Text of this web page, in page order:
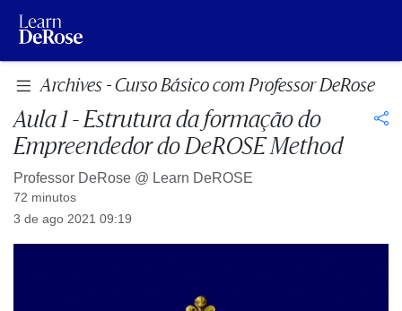
Archives - Curso Básico com Professor DeRose
Aula 1 - Estrutura da formação do
Empreendedor do DeROSE Method
Professor DeRose @ Learn DeROSE
72 minutos
3 de ago 2021 09:19